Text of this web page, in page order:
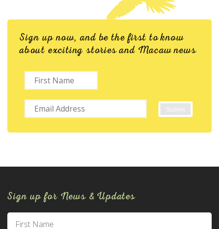
Sign up now, and be the first to know
about exciting stories and Macaw news
Sign up for News & Updates